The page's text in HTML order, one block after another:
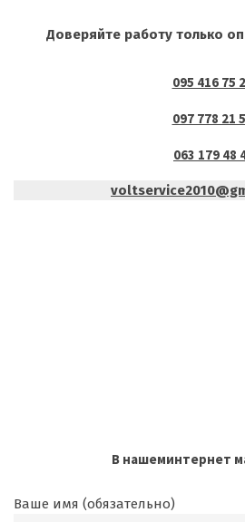
Доверяйте работу только
095 416 75
097 778 21
063 179 48
В нашеминтернет
Ваше имя (обязательно)